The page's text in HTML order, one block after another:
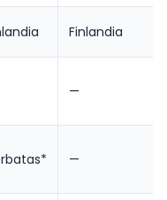
Finlandia
—
—